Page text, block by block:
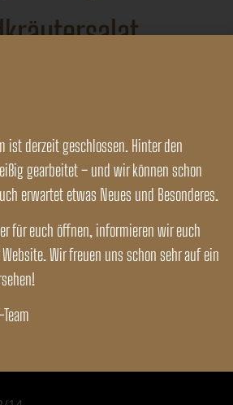
ist derzeit geschlossen. Hinter den
gearbeitet – und wir können schon
erwartet etwas Neues und Besonderes.
für euch öffnen, informieren wir euch
Wir freuen uns schon sehr auf ein